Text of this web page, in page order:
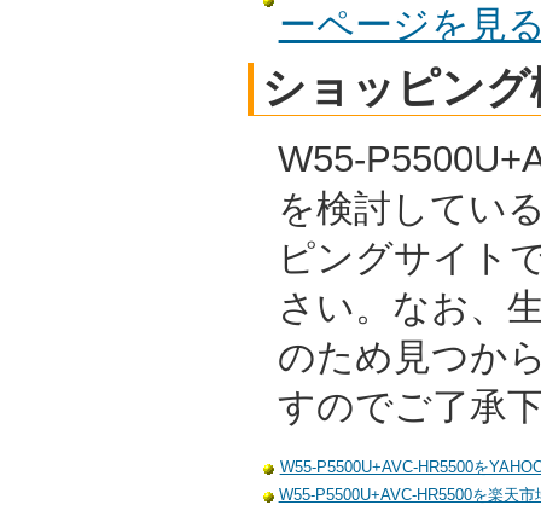
ーページを見
ショッピング
W55-
を検討してい
ピングサイト
さい。なお、
のため見つか
すのでご了承
W55-P5500U+AVC-HR5500を
W55-P5500U+AVC-HR5500を楽天市